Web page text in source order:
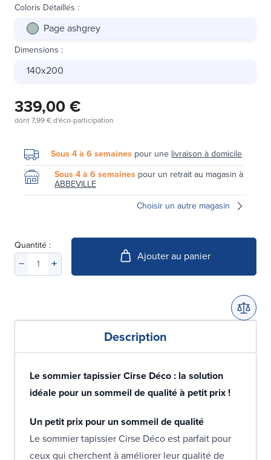
Coloris Détaillés :
Page ashgrey
Dimensions :
140x200
339,00 €
dont7,99 €d'éco-participation
Sous 4 à 6 semaines pour une livraison à domicile
Sous 4 à 6 semaines pour un retrait au magasin à
ABBEVILLE
Choisir un autre magasin
Quantité :
Ajouter au panier
Description
Le sommier tapissier Cirse Déco : la solution
idéale pour un sommeil de qualité à petit prix !
Un petit prix pour un sommeil de qualité
Le sommier tapissier Cirse Déco est parfait pour
ceux qui cherchent à améliorer leur qualité de